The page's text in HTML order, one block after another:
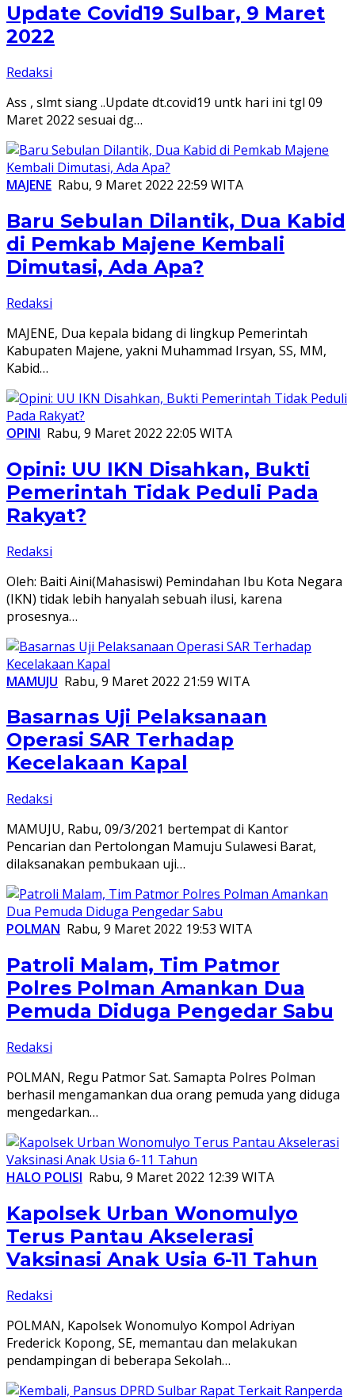
Update Covid19 Sulbar, 9 Maret
2022
Redaksi
Ass , slmt siang ..Update dt.covid19 untk hari ini tgl 09
Maret 2022 sesuai dg…
MAJENE Rabu, 9 Maret 2022 22:59 WITA
Baru Sebulan Dilantik, Dua Kabid
di Pemkab Majene Kembali
Dimutasi, Ada Apa?
Redaksi
MAJENE, Dua kepala bidang di lingkup Pemerintah
Kabupaten Majene, yakni Muhammad Irsyan, SS, MM,
Kabid…
OPINI Rabu, 9 Maret 2022 22:05 WITA
Opini: UU IKN Disahkan, Bukti
Pemerintah Tidak Peduli Pada
Rakyat?
Redaksi
Oleh: Baiti Aini(Mahasiswi) Pemindahan Ibu Kota Negara
(IKN) tidak lebih hanyalah sebuah ilusi, karena
prosesnya…
MAMUJU Rabu, 9 Maret 2022 21:59 WITA
Basarnas Uji Pelaksanaan
Operasi SAR Terhadap
Kecelakaan Kapal
Redaksi
MAMUJU, Rabu, 09/3/2021 bertempat di Kantor
Pencarian dan Pertolongan Mamuju Sulawesi Barat,
dilaksanakan pembukaan uji…
POLMAN Rabu, 9 Maret 2022 19:53 WITA
Patroli Malam, Tim Patmor
Polres Polman Amankan Dua
Pemuda Diduga Pengedar Sabu
Redaksi
POLMAN, Regu Patmor Sat. Samapta Polres Polman
berhasil mengamankan dua orang pemuda yang diduga
mengedarkan…
HALO POLISI Rabu, 9 Maret 2022 12:39 WITA
Kapolsek Urban Wonomulyo
Terus Pantau Akselerasi
Vaksinasi Anak Usia 6-11 Tahun
Redaksi
POLMAN, Kapolsek Wonomulyo Kompol Adriyan
Frederick Kopong, SE, memantau dan melakukan
pendampingan di beberapa Sekolah…